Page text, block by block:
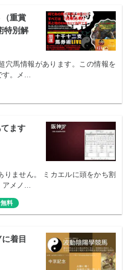
重賞
特別解
穴馬情報があります。この情報を
す。メ…
ます
りません。 ミカエルに頭をかち割
アメノ…
料
着目